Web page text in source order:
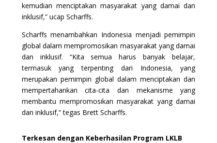
kemudian menciptakan masyarakat yang damai dan
inklusif,” ucap Scharffs.
Scharffs menambahkan Indonesia menjadi pemimpin
global dalam mempromosikan masyarakat yang damai
dan inklusif. “Kita semua harus banyak belajar,
termasuk yang terpenting dari Indonesia, yang
merupakan pemimpin global dalam menciptakan dan
mempertahankan cita-cita dan mekanisme yang
membantu mempromosikan masyarakat yang damai
dan inklusif,” tegas Brett Scharffs.
Terkesan dengan Keberhasilan Program LKLB